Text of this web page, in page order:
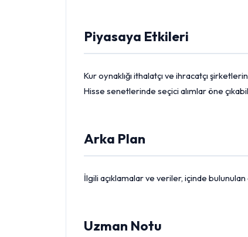
Piyasaya Etkileri
Kur oynaklığı ithalatçı ve ihracatçı
Hisse senetlerinde seçici alımlar öne
Arka Plan
İlgili açıklamalar ve veriler, içinde
Uzman Notu